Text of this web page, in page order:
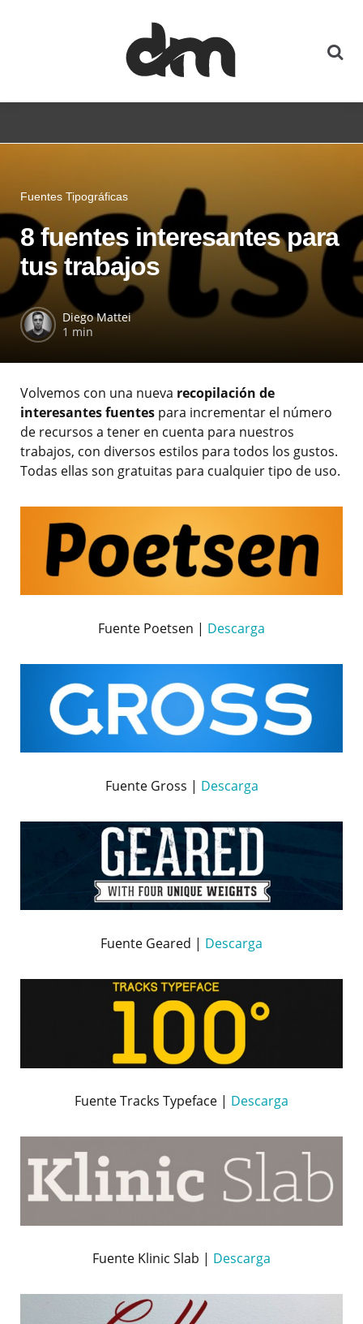
Fuentes Tipográficas
8 fuentes interesantes para
tus trabajos
Diego Mattei
1 min
Volvemos con una nueva recopilación de
interesantes fuentes para incrementar el número
de recursos a tener en cuenta para nuestros
trabajos, con diversos estilos para todos los gustos.
Todas ellas son gratuitas para cualquier tipo de uso.
Fuente Poetsen | Descarga
Fuente Gross | Descarga
Fuente Geared | Descarga
Fuente Tracks Typeface | Descarga
Fuente Klinic Slab | Descarga